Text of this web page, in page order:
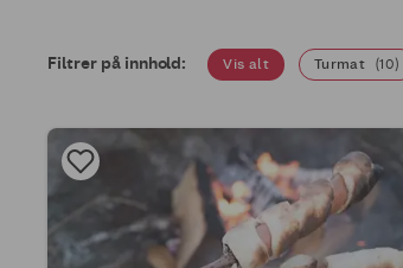
Filtrer på innhold: Vis alt Turmat (10)